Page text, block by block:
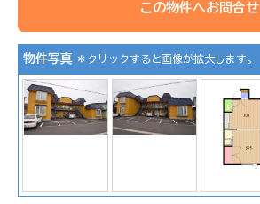
この物件へお問合せ
物件写真 ＊クリックすると画像が拡大します。